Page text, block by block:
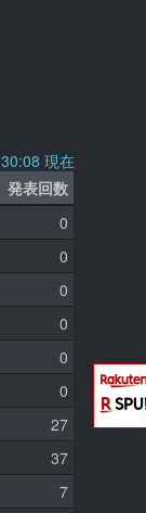
現在
発表回数
0
0
0
0
0
0
27
37
7